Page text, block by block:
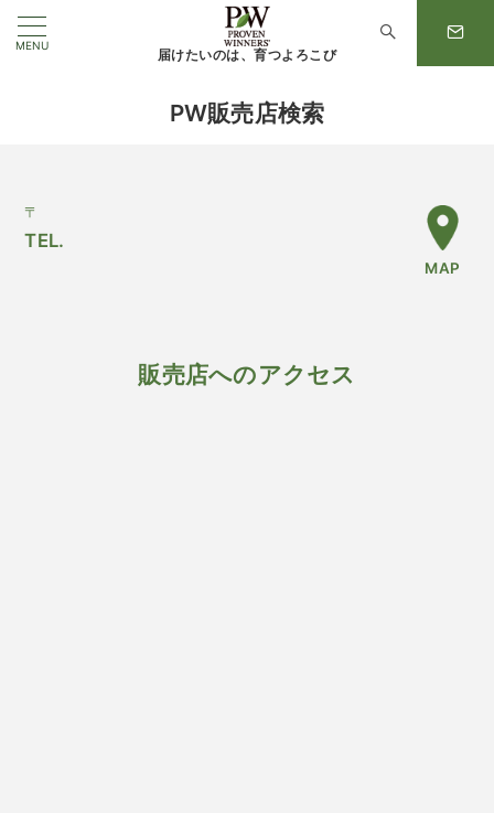
MENU
届けたいのは、育つよろこび
PW販売店検索
〒
TEL.
MAP
販売店へのアクセス